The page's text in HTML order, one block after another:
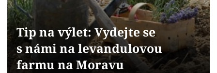
Přihlášení
Sledujte nás
Tip na výlet: Vydejte se
s námi na levandulovou
farmu na Moravu